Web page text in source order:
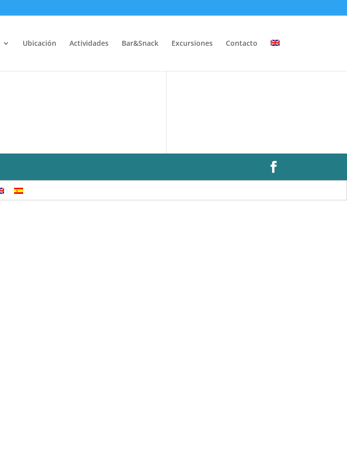
Ubicación Actividades Bar&Snack Excursiones Contacto